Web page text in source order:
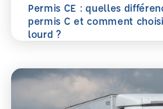
Permis CE : quelles
permis C et comment
lourd ?
En savoir plus
Permis CE : quelles